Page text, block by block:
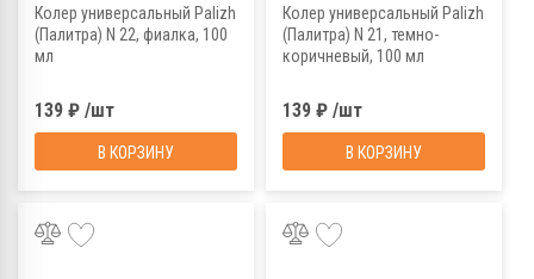
Колер универсальный Palizh
(Палитра) N 22, фиалка, 100
мл
139 ₽ /шт
В КОРЗИНУ
Колер универсальный Palizh
(Палитра) N 21, темно-
коричневый, 100 мл
139 ₽ /шт
В КОРЗИНУ